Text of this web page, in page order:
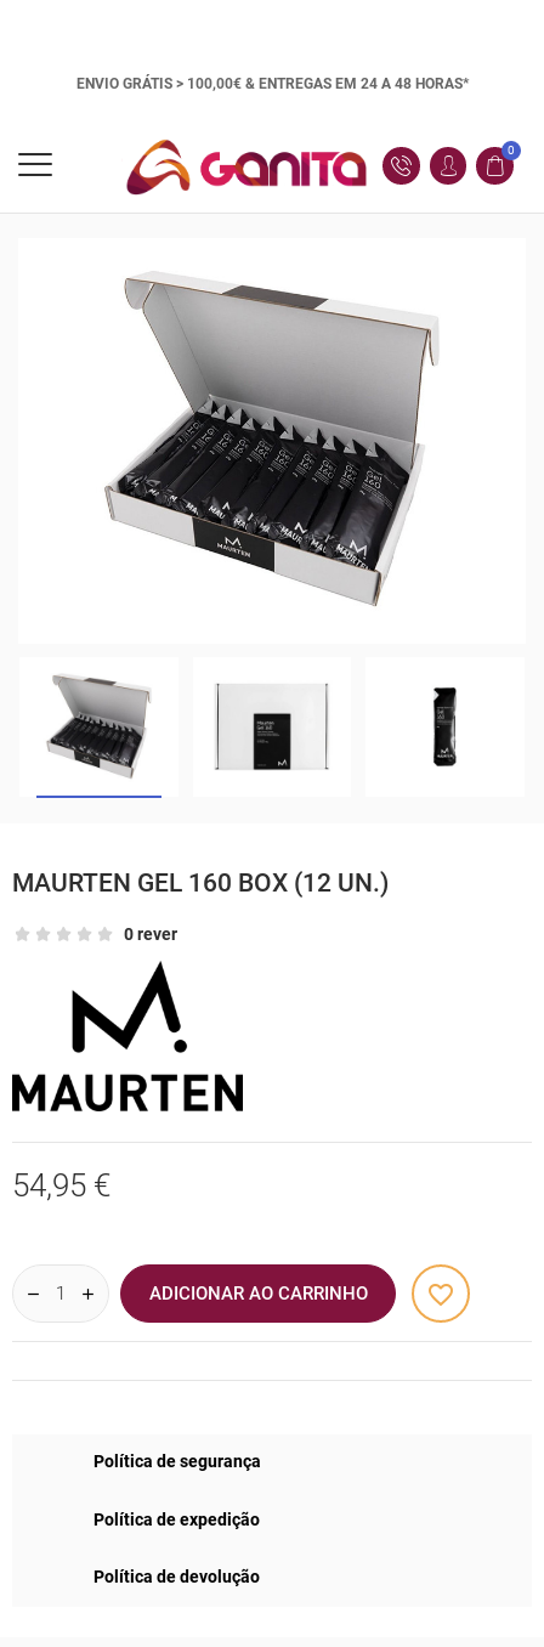
ENVIO GRÁTIS > 100,00€ & ENTREGAS EM 24 A 48 HORAS*
0
MAURTEN GEL 160 BOX (12 UN.)
0 rever
54,95 €
ADICIONAR AO CARRINHO favorite_border
Política de segurança
Política de expedição
Política de devolução